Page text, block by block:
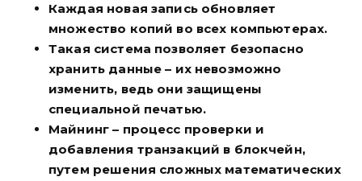
Каждая новая запись обновляет
множество копий во всех компьютерах.
Такая система позволяет безопасно
хранить данные – их невозможно
изменить, ведь они защищены
специальной печатью.
Майнинг – процесс проверки и
добавления транзакций в блокчейн,
путем решения сложных математических